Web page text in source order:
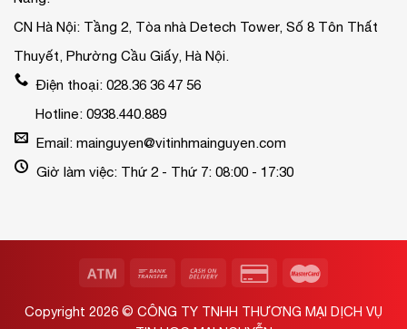
CN Hà Nội: Tầng 2, Tòa nhà Detech Tower, Số 8 Tôn Thất
Thuyết, Phường Cầu Giấy, Hà Nội.
Điện thoại: 028.36 36 47 56
Hotline: 0938.440.889
Email: mainguyen@vitinhmainguyen.com
Giờ làm việc: Thứ 2 - Thứ 7: 08:00 - 17:30
Copyright 2026 © CÔNG TY TNHH THƯƠNG MẠI DỊCH VỤ